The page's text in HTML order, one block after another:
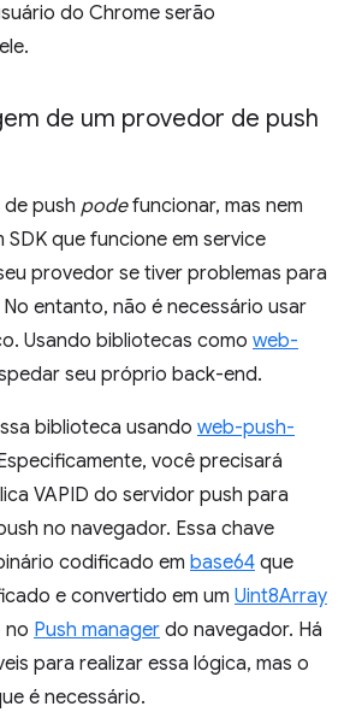
do Chrome serão
de um provedor de push
push podefuncionar, mas nem
que funcione em service
provedor se tiver problemas para
entanto, não é necessário usar
Usando bibliotecas como web-
seu próprio back-end.
biblioteca usando web-push-
você precisará
VAPID do servidor push para
no navegador. Essa chave
codificado em base64 que
e convertido em um Uint8Array
no Push manager do navegador. Há
para realizar essa lógica, mas o
é necessário.